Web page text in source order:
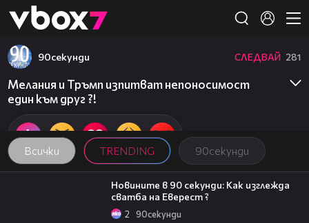
👾
Всички TRENDING 90секунди
90секунди СЛЕДВАЙ 281
Мелания и Тръмп изпитват непоносимост
един към друг ?!
01:54
Новините в 90 секунди: Как изглежда
сватба на Еверест ?
2 90секунди